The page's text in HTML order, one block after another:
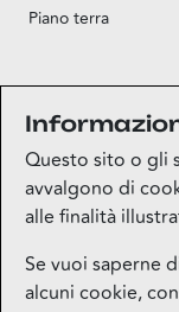
Piano terra
Under Armour
Questo sito o gli
avvalgono di
alle finalità
Se vuoi saperne
alcuni cookie,